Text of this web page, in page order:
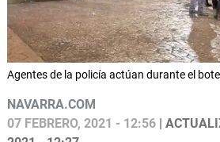
Agentes de la policía actúan durante el
NAVARRA.COM
07 FEBRERO, 2021 - 12:56 |